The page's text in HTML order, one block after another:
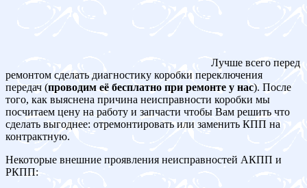
Лучше всего перед
ремонтом сделать диагностику коробки переключения
передач (проводим её бесплатно при ремонте у нас). После
того, как выяснена причина неисправности коробки мы
посчитаем цену на работу и запчасти чтобы Вам решить что
сделать выгоднее: отремонтировать или заменить КПП на
контрактную.
Некоторые внешние проявления неисправностей АКПП и
РКПП: